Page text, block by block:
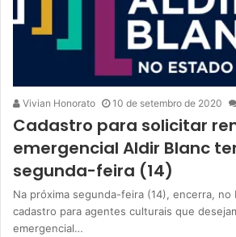
Vivian Honorato 10 de setembro de 2020
Cadastro para solicitar
emergencial Aldir Blanc
segunda-feira (14)
Na próxima segunda-feira (14), encerra, no
cadastro para agentes culturais que
emergencial…